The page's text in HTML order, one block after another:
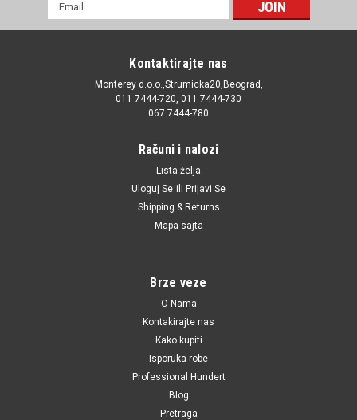
mail
Kontaktirajte nas
Monterey d.o.o.,Strumicka20,Beograd,
011 7444-720, 011 7444-730
067 7444-780
Računi i nalozi
Lista želja
Uloguj Se ili Prijavi Se
Shipping & Returns
Mapa sajta
Brze veze
O Nama
Kontakirajte nas
Kako kupiti
Isporuka robe
Professional Hundert
Blog
Pretraga